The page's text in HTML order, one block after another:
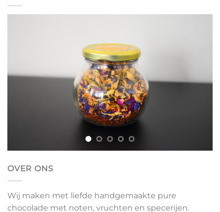
OVER ONS
Wij maken met liefde handgemaakte pure
chocolade met noten, vruchten en specerijen.